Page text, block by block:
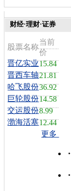
财经·理财·证券
股票名称
当前
价
晋亿实业15.84
晋西车轴21.81
哈飞股份36.92
巨轮股份14.58
交运股份8.99
渤海活塞12.44
更多